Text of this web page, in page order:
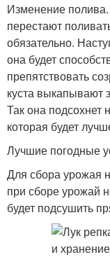
Изменение
перестают
обязательно.
она будет
препятствовать
куста выкапывают
Так она подсохнет
которая будет
Лучшие погодные
Для сбора урожая
при сборе урожай
будет подсушить